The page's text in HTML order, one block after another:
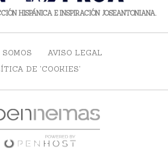
HISPÁNICA E INSPIRACIÓN JOSEANTONIANA.
AVISO LEGAL
DE 'COOKIES'